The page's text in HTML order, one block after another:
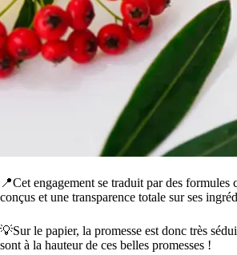
📍Cet engagement se traduit par des formules
conçus et une transparence totale sur ses
💡Sur le papier, la promesse est donc très
sont à la hauteur de ces belles promesses !